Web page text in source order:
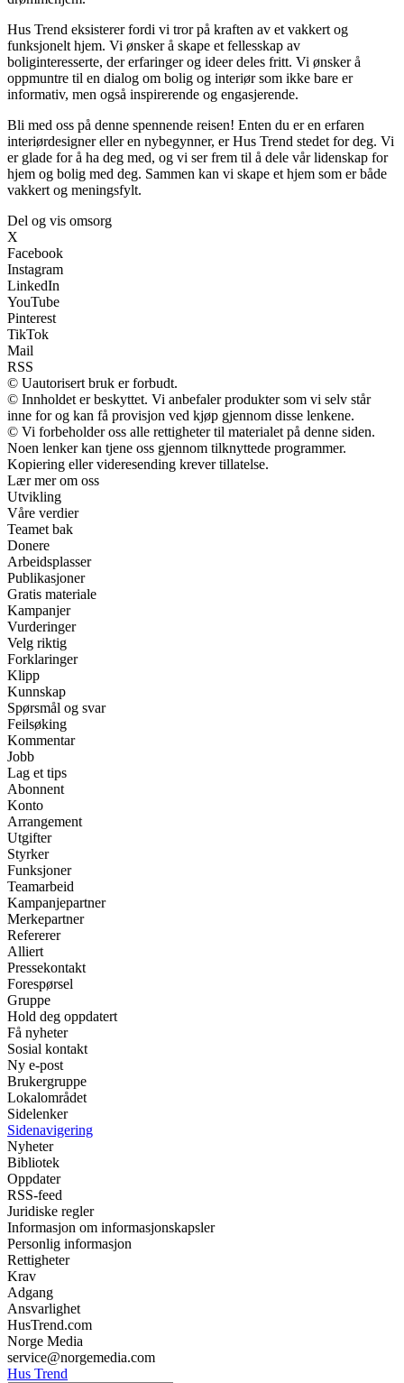
Hus Trend eksisterer fordi vi tror på kraften av et vakkert og
funksjonelt hjem. Vi ønsker å skape et fellesskap av
boliginteresserte, der erfaringer og ideer deles fritt. Vi ønsker å
oppmuntre til en dialog om bolig og interiør som ikke bare er
informativ, men også inspirerende og engasjerende.
Bli med oss på denne spennende reisen! Enten du er en erfaren
interiørdesigner eller en nybegynner, er Hus Trend stedet for deg. Vi
er glade for å ha deg med, og vi ser frem til å dele vår lidenskap for
hjem og bolig med deg. Sammen kan vi skape et hjem som er både
vakkert og meningsfylt.
Del og vis omsorg
X
Facebook
Instagram
LinkedIn
YouTube
Pinterest
TikTok
Mail
RSS
© Uautorisert bruk er forbudt.
© Innholdet er beskyttet. Vi anbefaler produkter som vi selv står
inne for og kan få provisjon ved kjøp gjennom disse lenkene.
© Vi forbeholder oss alle rettigheter til materialet på denne siden.
Noen lenker kan tjene oss gjennom tilknyttede programmer.
Kopiering eller videresending krever tillatelse.
Lær mer om oss
Utvikling
Våre verdier
Teamet bak
Donere
Arbeidsplasser
Publikasjoner
Gratis materiale
Kampanjer
Vurderinger
Velg riktig
Forklaringer
Klipp
Kunnskap
Spørsmål og svar
Feilsøking
Kommentar
Jobb
Lag et tips
Abonnent
Konto
Arrangement
Utgifter
Styrker
Funksjoner
Teamarbeid
Kampanjepartner
Merkepartner
Refererer
Alliert
Pressekontakt
Forespørsel
Gruppe
Hold deg oppdatert
Få nyheter
Sosial kontakt
Ny e-post
Brukergruppe
Lokalområdet
Sidelenker
Sidenavigering
Nyheter
Bibliotek
Oppdater
RSS-feed
Juridiske regler
Informasjon om informasjonskapsler
Personlig informasjon
Rettigheter
Krav
Adgang
Ansvarlighet
HusTrend.com
Norge Media
service@norgemedia.com
Hus Trend